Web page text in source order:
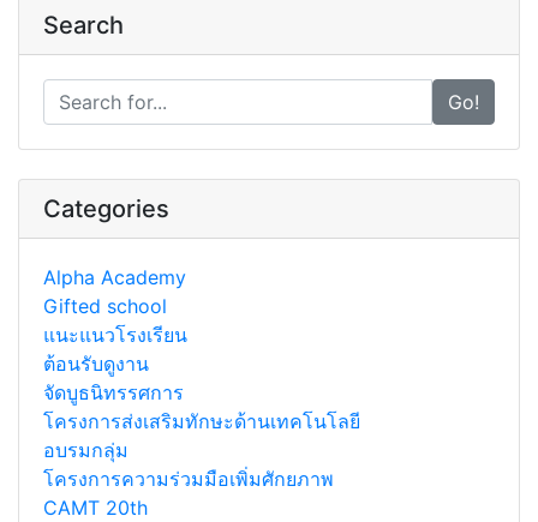
Search
Go!
Categories
Alpha Academy
Gifted school
แนะแนวโรงเรียน
ต้อนรับดูงาน
จัดบูธนิทรรศการ
โครงการส่งเสริมทักษะด้านเทคโนโลยี
อบรมกลุ่ม
โครงการความร่วมมือเพิ่มศักยภาพ
CAMT 20th